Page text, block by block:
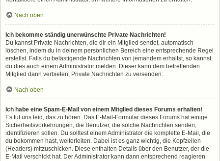
Nach oben
Ich bekomme ständig unerwünschte Private Nachrichten!
Du kannst Private Nachrichten, die dir ein Mitglied sendet, automatisch
löschen, indem du in deinem persönlichen Bereich eine entsprechende Regel
erstellst. Falls du belästigende Nachrichten von jemandem erhältst, so kannst
du dies auch einem Administrator melden. Dieser kann dem betreffenden
Mitglied dann verbieten, Private Nachrichten zu versenden.
Nach oben
Ich habe eine Spam-E-Mail von einem Mitglied dieses Forums erhalten!
Es tut uns leid, das zu hören. Das E-Mail-Formular dieses Forums hat einige
Sicherheitsvorkehrungen, die Benutzer, die solche Nachrichten senden,
identifizieren sollen. Du solltest einem Administrator die komplette E-Mail, die
du bekommen hast, weiterleiten. Dabei ist es ganz wichtig, die Kopfzeilen
(Headers) mitzuschicken. Diese enthalten Details über den Benutzer, der die
E-Mail verschickt hat. Der Administrator kann dann entsprechend reagieren.